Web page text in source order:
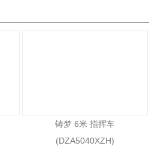
铸梦 6米 指挥车
(DZA5040XZH)